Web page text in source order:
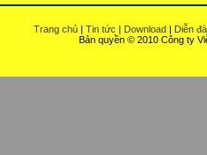
Trang chủ | Tin tức | Download | Diễn
Bản quyền © 2010 Công ty